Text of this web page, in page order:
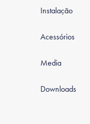
Instalação
Acessórios
Media
Downloads